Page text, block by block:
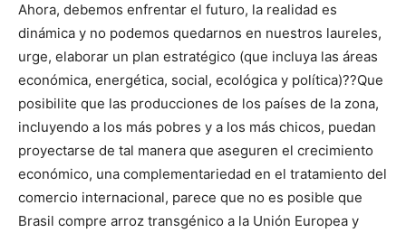
Ahora, debemos enfrentar el futuro, la realidad es
dinámica y no podemos quedarnos en nuestros laureles,
urge, elaborar un plan estratégico (que incluya las áreas
económica, energética, social, ecológica y política)??Que
posibilite que las producciones de los países de la zona,
incluyendo a los más pobres y a los más chicos, puedan
proyectarse de tal manera que aseguren el crecimiento
económico, una complementariedad en el tratamiento del
comercio internacional, parece que no es posible que
Brasil compre arroz transgénico a la Unión Europea y